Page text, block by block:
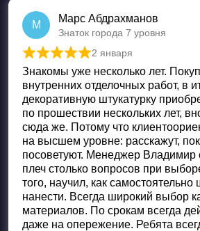
М
Марс Абдрахманов
Знаток города 7 уровня
Оценка 5из 5
2 января
Знакомы уже несколько лет.
внутренних отделочных работ, в
декоративную штукатурку
по прошествии нескольких лет,
сюда же. Потому что
на высшем уровне: расскажут,
посоветуют. Менеджер Владимир
плеч столько вопросов при
того, научил, как самостоятельно
нанести. Всегда широкий выбор
материалов. По срокам всегда
даже на опережение. Ребята